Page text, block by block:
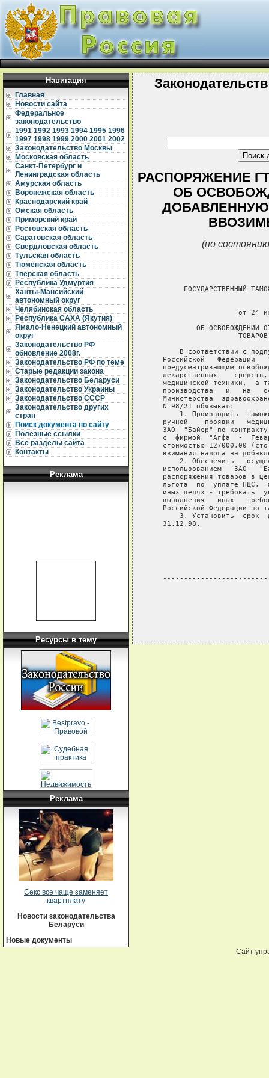
Навигация
Главная
Новости сайта
Федеральное
законодательство
1991 1992 1993 1994 1995 1996
1997 1998 1999 2000 2001 2002
Законодательство Москвы
Московская область
Санкт-Петербург и
Ленинградская область
Амурская область
Воронежская область
Краснодарский край
Омская область
Приморский край
Ростовская область
Саратовская область
Свердловская область
Тульская область
Тюменская область
Тверская область
Республика Удмуртия
Ханты-Мансийский
автономный округ
Челябинская область
Республика САХА (Якутия)
Ямало-Ненецкий автономный
округ
Законодательство РФ
обновление 2008г.
Законодательство РФ по теме
Старые редакции закона
Законодательство Беларуси
Законодательство Украины
Законодательство СССР
Законодательство других
стран
Поиск документа по сайту
Полезные ссылки
Все разделы сайта
Контакты
Реклама
Ресурсы в тему
Реклама
Секс все чаще заменяет
квартплату
Новости законодательства
Беларуси
Новые документы
РАСПОРЯЖЕНИЕ
ОБ
(по
ГОСУДАРСТВЕННЫЙ
от 24
ОБ ОСВОБОЖДЕНИИ
В соответствии с
Российской   Федерации
предусматривающим
лекарственных
медицинской техники,  а
производства   и   на
Министерства
   N 98/21 обязываю:
1. Производить
ручной    проявки
ЗАО  "Байер" по
с  фирмой  "Агфа  -
стоимостью 127000,00
взимания налога на
2. Обеспечить
использованием   ЗАО
распоряжения товаров в
льгота  по  уплате НДС,
иных целях - требовать
выполнения   иных
Российской Федерации по
3. Установить  срок
   31.12.98.
Сайт